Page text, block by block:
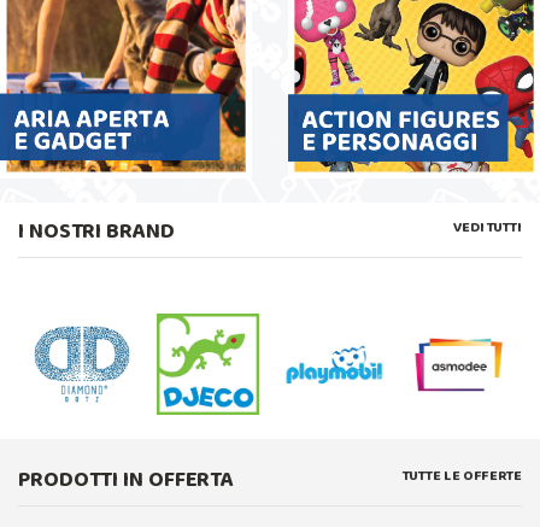
I NOSTRI BRAND VEDI TUTTI
PRODOTTI IN OFFERTA TUTTE LE OFFERTE